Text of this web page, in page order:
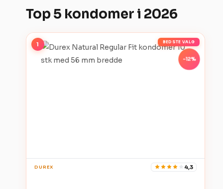
Top 5 kondomer i 2026
1 BEDSTE VALG
-12%
DUREX 4,3